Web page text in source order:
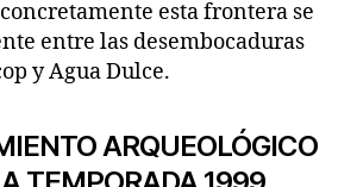
esta frontera se
entre las desembocaduras
y Agua Dulce.
ARQUEOLÓGICO